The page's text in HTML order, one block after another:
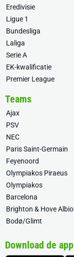
Eredivisie
Ligue 1
Bundesliga
Laliga
Serie A
EK-kwalificatie
Premier League
Teams
Ajax
PSV
NEC
Paris Saint-Germain
Feyenoord
Olympiakos Piraeus
Olympiakos
Barcelona
Brighton & Hove
Bodø/Glimt
Download de app